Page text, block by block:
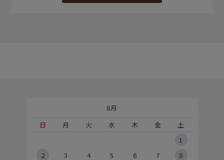
8月
日
月 火 水 木 金
土
1
2
3 4 5 6 7
8